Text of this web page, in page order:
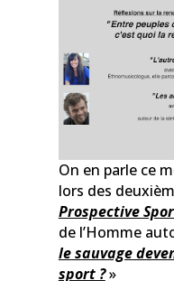
On en parle ce
lors des
Prospective
de l’Homme
le sauvage
sport ?»